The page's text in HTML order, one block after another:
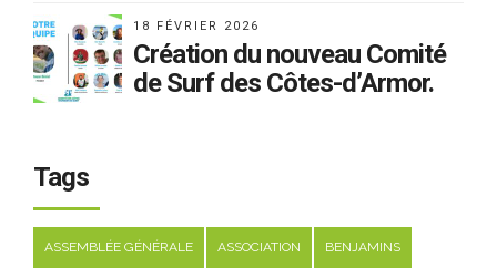
18 FÉVRIER 2026
Création du nouveau Comité
de Surf des Côtes-d’Armor.
Tags
ASSEMBLÉE GÉNÉRALE ASSOCIATION BENJAMINS